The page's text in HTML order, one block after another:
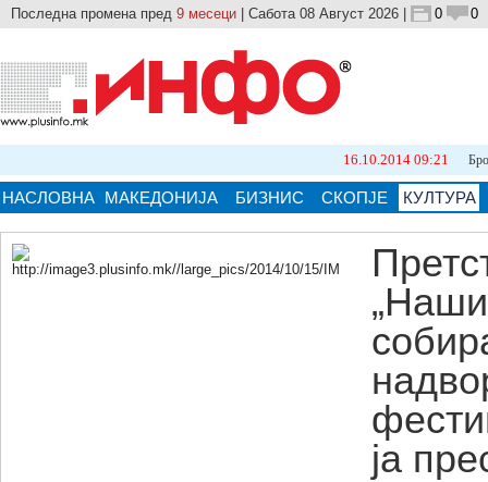
Последна промена пред 9 месеци | Сабота 08 Август 2026 | 0 0
16.10.2014 09:21 Бројот на
НАСЛОВНА МАКЕДОНИЈА БИЗНИС СКОПЈЕ КУЛТУРА
ја